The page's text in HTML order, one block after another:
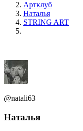
Артклуб
Наталья
STRING ART
@natali63
Наталья